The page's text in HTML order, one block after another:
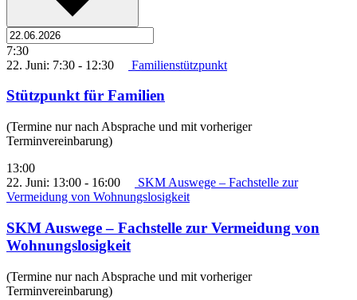
7:30
22. Juni: 7:30 - 12:30 Familienstützpunkt
Stützpunkt für Familien
(Termine nur nach Absprache und mit vorheriger
Terminvereinbarung)
13:00
22. Juni: 13:00 - 16:00
SKM Auswege – Fachstelle zur
Vermeidung von Wohnungslosigkeit
SKM Auswege – Fachstelle zur Vermeidung von
Wohnungslosigkeit
(Termine nur nach Absprache und mit vorheriger
Terminvereinbarung)